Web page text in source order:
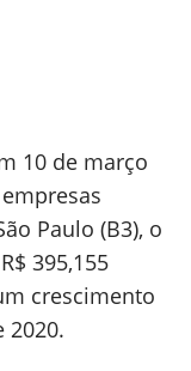
10 de março
Paulo (B3), o
395,155
crescimento
2020.